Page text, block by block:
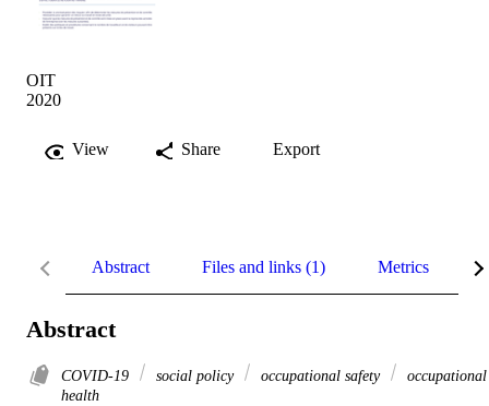
OIT
2020
View Share Export
Abstract Files and links (1) Metrics
Abstract
COVID-19 social policy occupational safety
occupational
health